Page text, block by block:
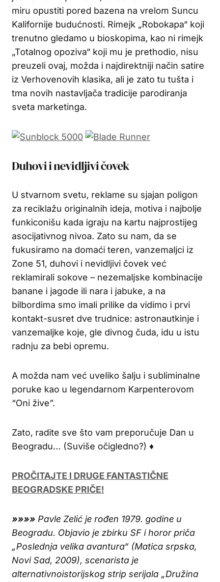
miru opustiti pored bazena na vrelom Suncu
Kalifornije budućnosti. Rimejk „Robokapa“ koji
trenutno gledamo u bioskopima, kao ni rimejk
„Totalnog opoziva“ koji mu je prethodio, nisu
preuzeli ovaj, možda i najdirektniji način satire
iz Verhovenovih klasika, ali je zato tu tušta i
tma novih nastavljača tradicije parodiranja
sveta marketinga.
Duhovi i nevidljivi čovek
U stvarnom svetu, reklame su sjajan poligon
za reciklažu originalnih ideja, motiva i najbolje
funkiconišu kada igraju na kartu najprostijeg
asocijativnog nivoa. Zato su nam, da se
fukusiramo na domaći teren, vanzemaljci iz
Zone 51, duhovi i nevidljivi čovek već
reklamirali sokove – nezemaljske kombinacije
banane i jagode ili nara i jabuke, a na
bilbordima smo imali prilike da vidimo i prvi
kontakt-susret dve trudnice: astronautkinje i
vanzemaljke koje, gle divnog čuda, idu u istu
radnju za bebi opremu.
A možda nam već uveliko šalju i subliminalne
poruke kao u legendarnom Karpenterovom
“Oni žive”.
Zato, radite sve što vam preporučuje Dan u
Beogradu… (Suviše očigledno?) ♦
PROČITAJTE I DRUGE FANTASTIČNE
BEOGRADSKE PRIČE!
»»»» Pavle Zelić je rođen 1979. godine u
Beogradu. Objavio je zbirku SF i horor priča
„Poslednja velika avantura“ (Matica srpska,
Novi Sad, 2009), scenarista je
alternativnoistorijskog strip serijala „Družina